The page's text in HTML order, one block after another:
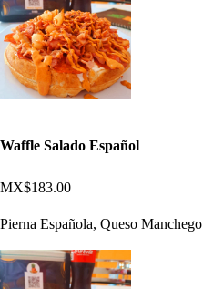
Waffle Salado Español
MX$183.00
Pierna Española, Queso